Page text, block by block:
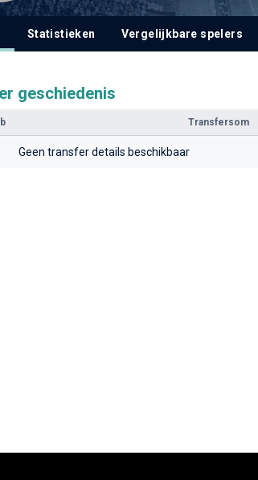
Statistieken Vergelijkbare spelers
geschiedenis
Transfersom
Geen transfer details beschikbaar